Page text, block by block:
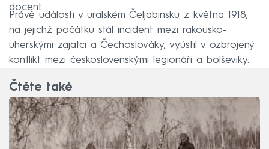
docent.
Právě události v uralském Čeljabinsku z května 1918,
na jejichž počátku stál incident mezi rakousko-
uherskými zajatci a Čechoslováky, vyústil v ozbrojený
konflikt mezi československými legionáři a bolševiky.
Čtěte také